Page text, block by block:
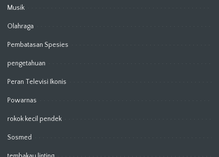
Musik
Olahraga
Pembatasan Spesies
pengetahuan
Peran Televisi Ikonis
Powarnas
rokok kecil pendek
Sosmed